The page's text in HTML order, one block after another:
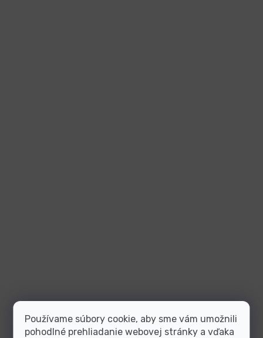
Používame súbory cookie, aby sme vám umožnili
pohodlné prehliadanie webovej stránky a vďaka